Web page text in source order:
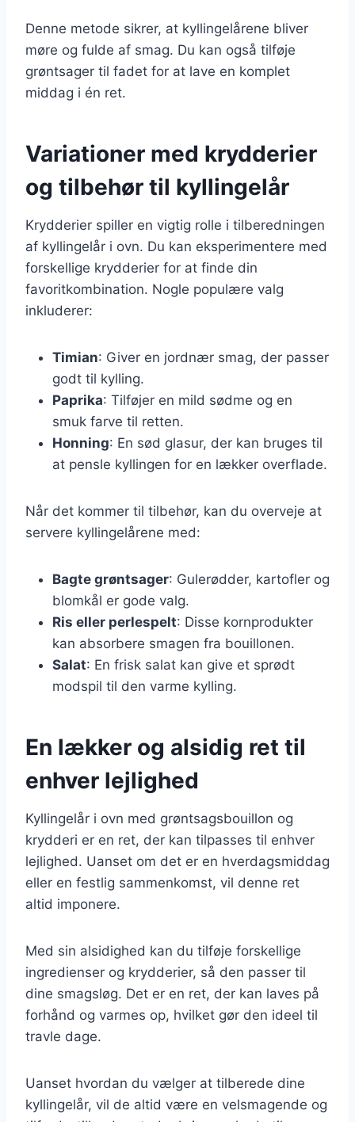
Denne metode sikrer, at kyllingelårene bliver
møre og fulde af smag. Du kan også tilføje
grøntsager til fadet for at lave en komplet
middag i én ret.
Variationer med krydderier
og tilbehør til kyllingelår
Krydderier spiller en vigtig rolle i tilberedningen
af kyllingelår i ovn. Du kan eksperimentere med
forskellige krydderier for at finde din
favoritkombination. Nogle populære valg
inkluderer:
Timian: Giver en jordnær smag, der passer
godt til kylling.
Paprika: Tilføjer en mild sødme og en
smuk farve til retten.
Honning: En sød glasur, der kan bruges til
at pensle kyllingen for en lækker overflade.
Når det kommer til tilbehør, kan du overveje at
servere kyllingelårene med:
Bagte grøntsager: Gulerødder, kartofler og
blomkål er gode valg.
Ris eller perlespelt: Disse kornprodukter
kan absorbere smagen fra bouillonen.
Salat: En frisk salat kan give et sprødt
modspil til den varme kylling.
En lækker og alsidig ret til
enhver lejlighed
Kyllingelår i ovn med grøntsagsbouillon og
krydderi er en ret, der kan tilpasses til enhver
lejlighed. Uanset om det er en hverdagsmiddag
eller en festlig sammenkomst, vil denne ret
altid imponere.
Med sin alsidighed kan du tilføje forskellige
ingredienser og krydderier, så den passer til
dine smagsløg. Det er en ret, der kan laves på
forhånd og varmes op, hvilket gør den ideel til
travle dage.
Uanset hvordan du vælger at tilberede dine
kyllingelår, vil de altid være en velsmagende og